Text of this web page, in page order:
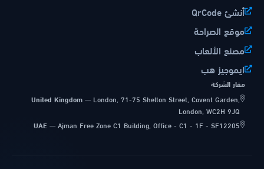
أنشئ QrCode
موقع الصراحة
مصنع الألعاب
ايموجيز هب
مقار الشركة
United Kingdom — London, 71-75 Shelton Street, Covent Garden,
London, WC2H 9JQ
UAE — Ajman Free Zone C1 Building, Office - C1 - 1F - SF12205